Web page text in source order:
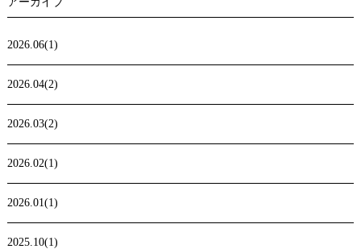
2026.06(1)
2026.04(2)
2026.03(2)
2026.02(1)
2026.01(1)
2025.10(1)